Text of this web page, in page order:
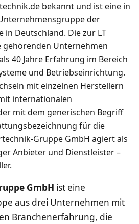
bekannt und ist eine in
der
in Deutschland. Die zur LT
gehörenden Unternehmen
40 Jahre Erfahrung im Bereich
und Betriebseinrichtung.
mit einzelnen Herstellern
internationalen
mit dem generischen Begriff
für die
Gruppe GmbH agiert als
Anbieter und Dienstleister –
GmbH ist eine
aus drei Unternehmen mit
Branchenerfahrung, die